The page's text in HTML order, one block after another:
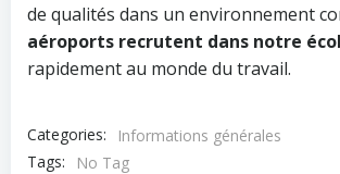
de qualités dans un environnement
aéroports recrutent dans notre
rapidement au monde du travail.
Categories:
Informations générales
Tags:
No Tag